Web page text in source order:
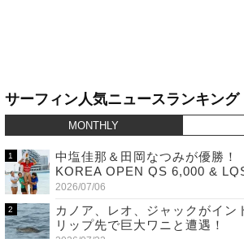
サーフィン人気ニュースランキング
MONTHLY
中塩佳那＆田岡なつみが優勝！
KOREA OPEN QS 6,000 & LQS
2026/07/06
カノア、レオ、ジャックがイン
リップ先で巨大ワニと遭遇！